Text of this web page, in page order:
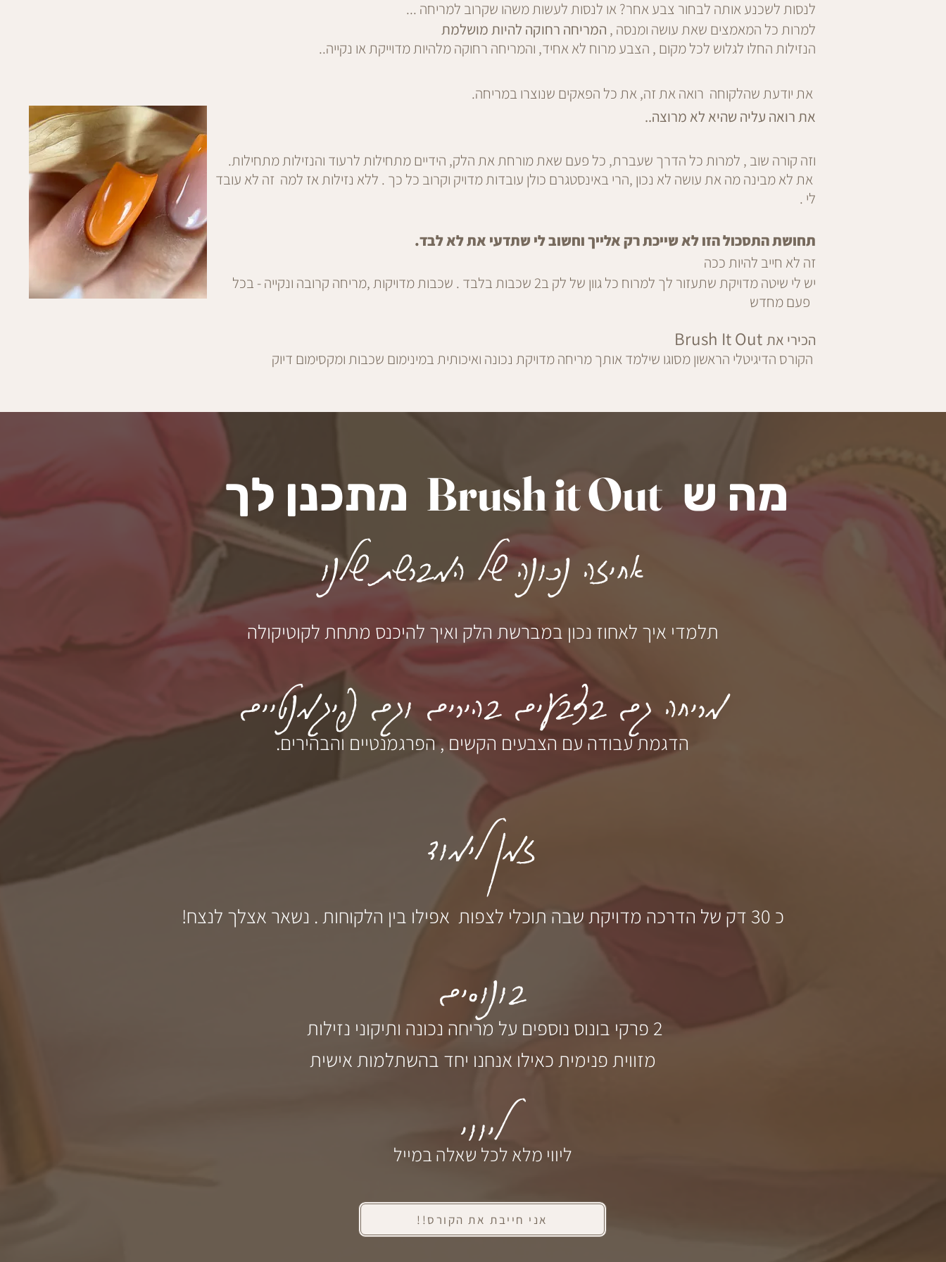
לנסות לשכנע אותה לבחור צבע אחר? או לנסות לעשות משהו שקרוב למריחה ...
למרות כל המאמצים שאת עושה ומנסה , המריחה רחוקה להיות מושלמת
הנזילות החלו לגלוש לכל מקום , הצבע מרוח לא אחיד, והמריחה רחוקה מלהיות מדוייקת או נקייה..
את יודעת שהלקוחה רואה את זה, את כל הפאקים שנוצרו במריחה.
את רואה עליה שהיא לא מרוצה..
וזה קורה שוב , למרות כל הדרך שעברת, כל פעם שאת מורחת את הלק, הידיים מתחילות לרעוד והנזילות מתחילות.
את לא מבינה מה את עושה לא נכון ,הרי באינסטגרם כולן עובדות מדויק וקרוב כל כך . ללא נזילות אז למה זה לא עובד
לי .
תחושתהתסכול הזו לא שייכת רק אלייך וחשוב לי שתדעי את לא לבד.
זה לא חייב להיות ככה
Brush It Out הכירי את
הקורס הדיגיטלי הראשון מסוגו שילמד אותך מריחה מדויקת נכונה ואיכותית במינימום שכבות ומקסימום דיוק
מה שBrush it Out מתכנן לך
אחיזה נכונה של המברשת שלנו
תלמדי איך לאחוז נכון במברשת הלק ואיך להיכנס מתחת לקוטיקולה
מריחה גם בצבעים בהירים וגם פיגמנטיים
הדגמת עבודה עם הצבעים הקשים , הפרגמנטיים והבהירים.
זמן לימוד
כ 30 דק של הדרכה מדויקתשבה תוכלי לצפות אפילו בין הלקוחות . נשאר אצלך לנצח!
בונוסים
2 פרקי בונוס נוספים על מריחה נכונה ותיקוני נזילות
מזווית פנימית כאילו אנחנו יחד בהשתלמות אישית
ליווי
ליווי מלא לכל שאלה במייל
אני חייבת את הקורס!!